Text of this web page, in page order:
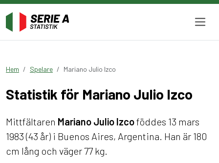
Hem Spelare Mariano Julio Izco
Statistik för Mariano Julio Izco
Mittfältaren Mariano Julio Izcoföddes 13 mars
1983 (43 år) i Buenos Aires, Argentina. Han är 180
cm lång och väger 77 kg.